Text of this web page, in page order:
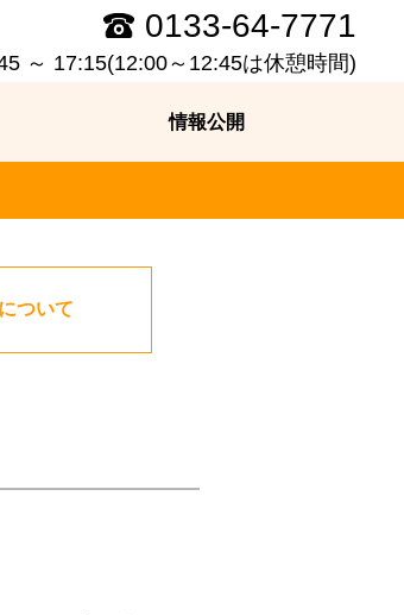
0133-64-7771
～ 17:15(12:00～12:45は休憩時間)
情報公開
ついて